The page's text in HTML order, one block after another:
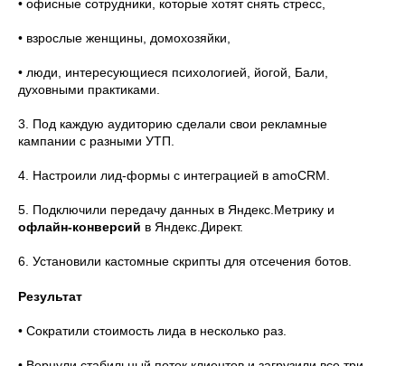
• офисные сотрудники, которые хотят снять стресс,
• взрослые женщины, домохозяйки,
• люди, интересующиеся психологией, йогой, Бали,
духовными практиками.
3. Под каждую аудиторию сделали свои рекламные
кампании с разными УТП.
4. Настроили лид-формы с интеграцией в amoCRM.
5. Подключили передачу данных в Яндекс.Метрику и
офлайн-конверсий в Яндекс.Директ.
6. Установили кастомные скрипты для отсечения ботов.
Результат
• Сократили стоимость лида в несколько раз.
мы всегда на связи